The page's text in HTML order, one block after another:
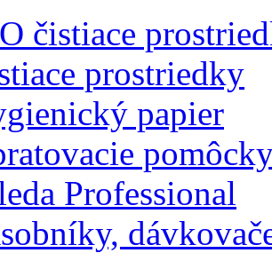
čistiace
prostriedky
papier
Professional